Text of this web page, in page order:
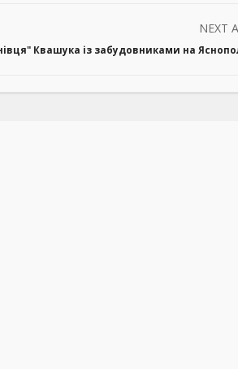
NEXT
Квашука із забудовниками на